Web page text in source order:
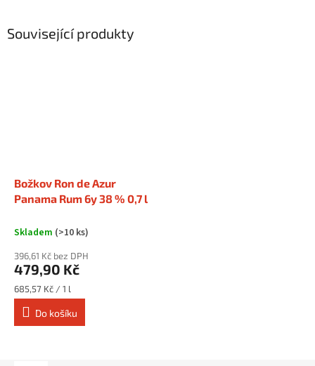
Související produkty
Božkov Ron de Azur
Panama Rum 6y 38 % 0,7 l
Skladem (>10 ks)
396,61 Kč bez DPH
479,90 Kč
Měrná
cena:
685,57 Kč / 1 l
Do košíku